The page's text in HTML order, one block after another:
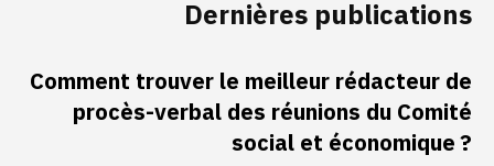
Dernières publications
Comment trouver le meilleur rédacteur de
procès-verbal des réunions du Comité
social et économique ?